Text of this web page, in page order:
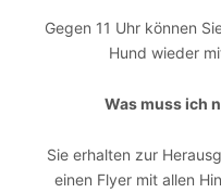
Gegen 11 Uhr können
Hund wieder
Was muss ich
Sie erhalten zur
einen Flyer mit allen